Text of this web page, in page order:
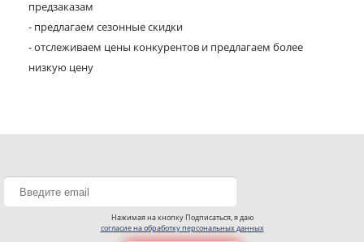
предзаказам
- предлагаем сезонные скидки
- отслеживаем цены конкурентов и предлагаем более
низкую цену
Нажимая на кнопку Подписаться, я даю
согласие на обработку персональных данных